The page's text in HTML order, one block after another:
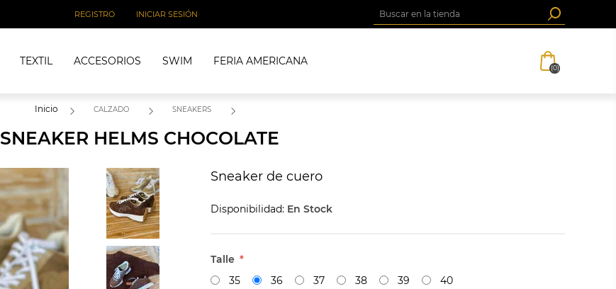
REGISTRO INICIAR SESIÓN
TEXTIL ACCESORIOS SWIM FERIA AMERICANA
(0)
Inicio CALZADO SNEAKERS
SNEAKER HELMS CHOCOLATE
Sneaker de cuero
Disponibilidad: En Stock
Talle *
35
36 37 38 39 40